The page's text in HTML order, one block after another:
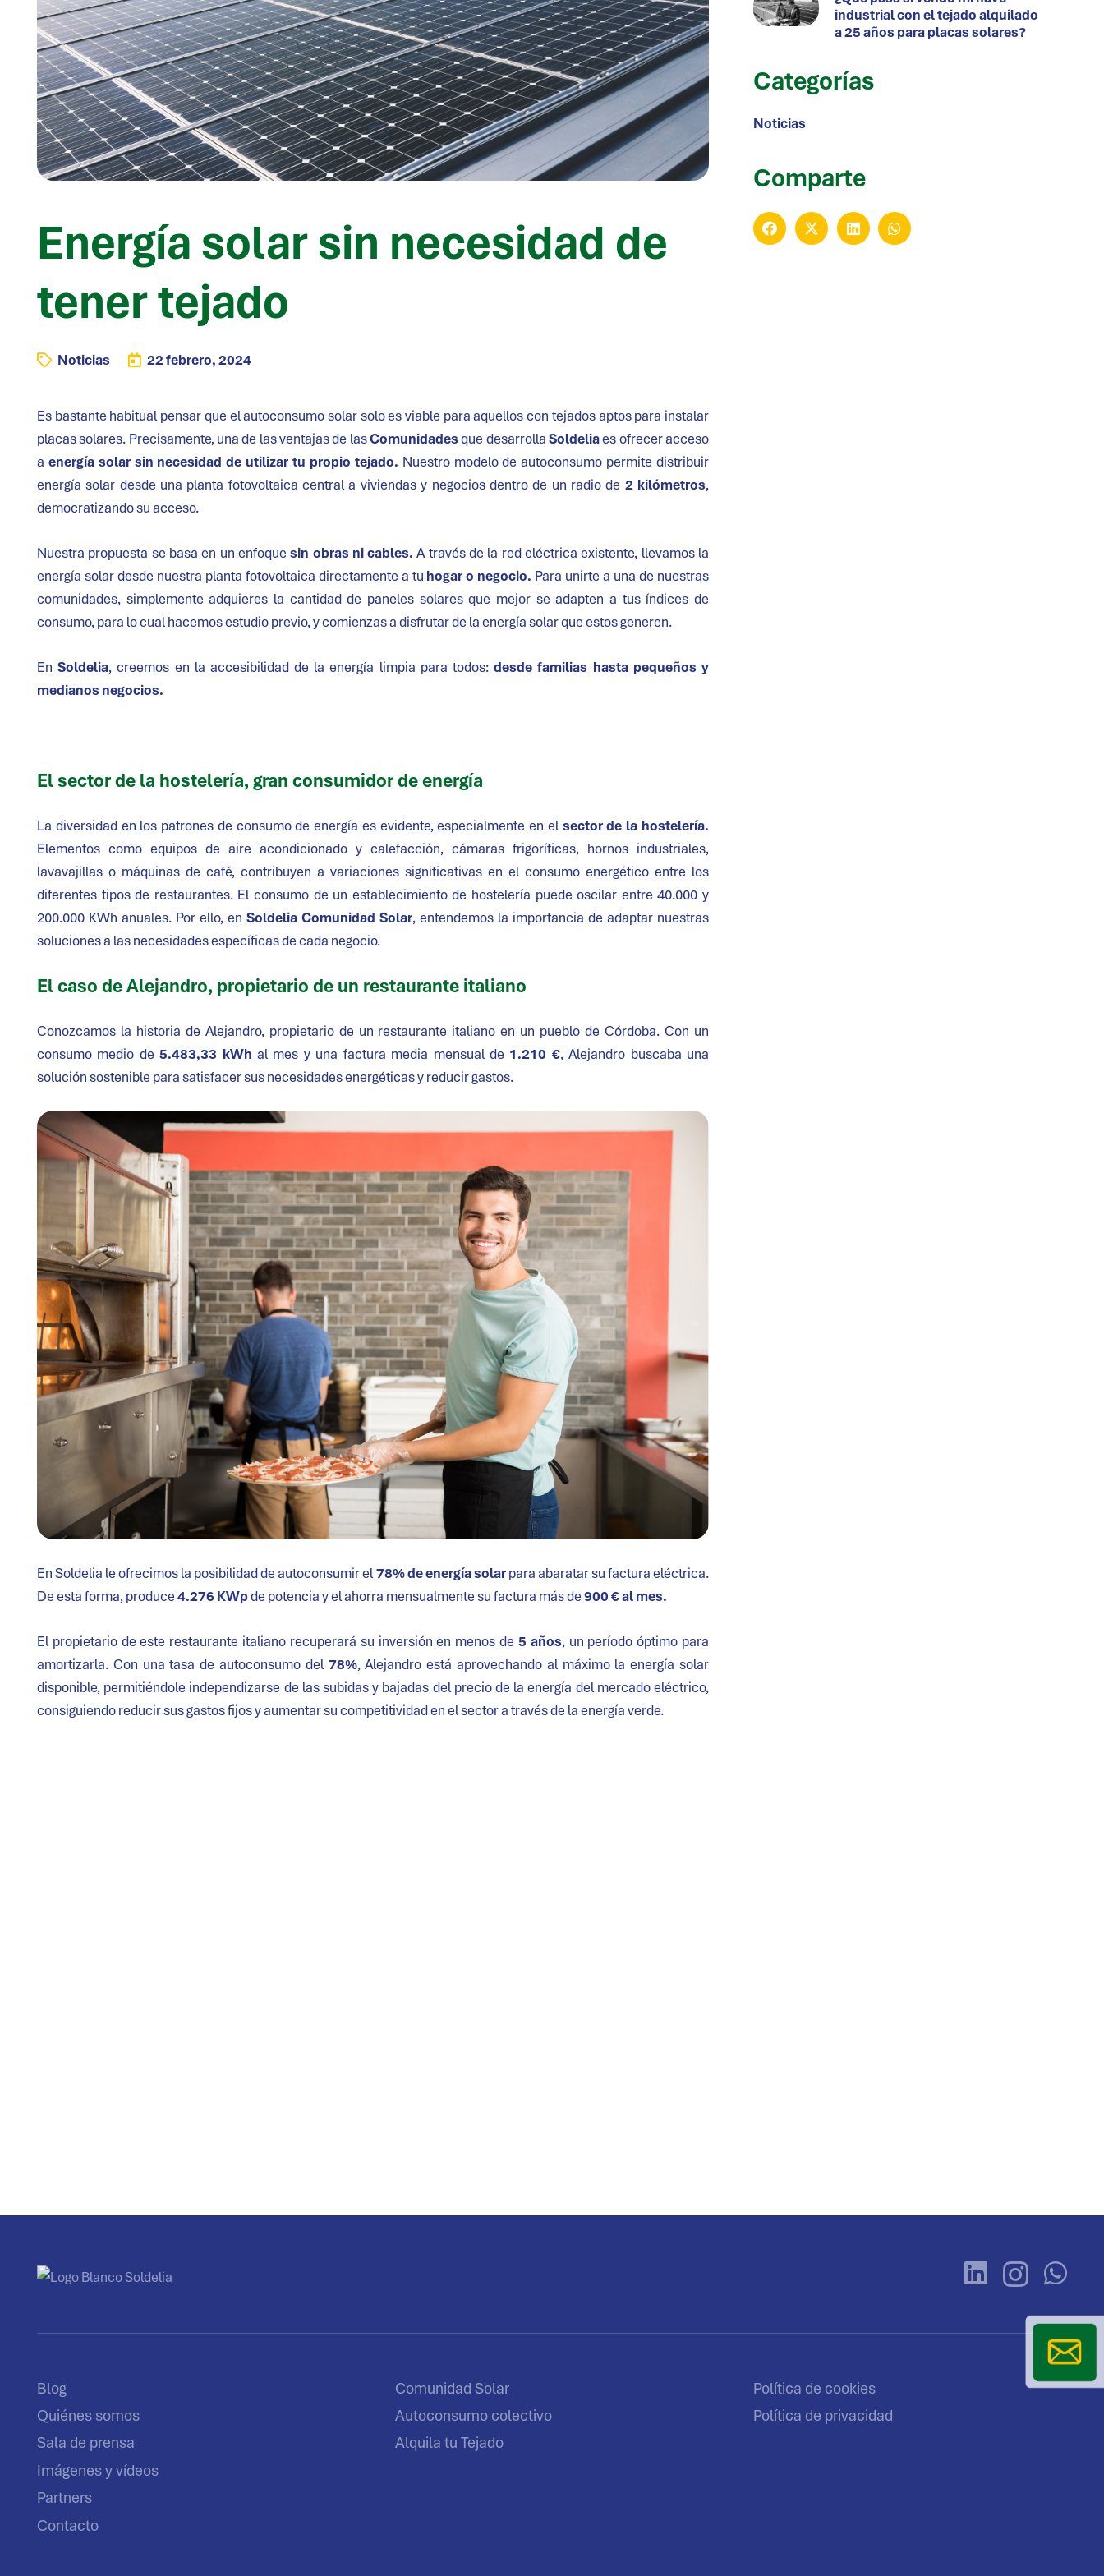
Energía solar sin necesidad de
tener tejado
Noticias 22 febrero, 2024
Es bastante habitual pensar que el autoconsumo solar solo es viable para aquellos con tejados aptos para instalar
placas solares. Precisamente, una de las ventajas de lasComunidadesque desarrollaSoldeliaes ofrecer acceso
a energía solar sin necesidad de utilizar tu propio tejado. Nuestro modelo de autoconsumo permite distribuir
energía solar desde una planta fotovoltaica central a viviendas y negocios dentro de un radio de 2 kilómetros,
democratizando su acceso.
Nuestra propuesta se basa en un enfoquesin obras ni cables. A través de la red eléctrica existente, llevamos la
energía solar desde nuestra planta fotovoltaica directamente a tu hogar o negocio. Para unirte a una de nuestras
comunidades, simplemente adquieres la cantidad de paneles solares que mejor se adapten a tus índices de
consumo, para lo cual hacemos estudio previo, y comienzas a disfrutar de la energía solar que estos generen.
EnSoldelia, creemos en la accesibilidad de la energía limpia para todos:desde familias hasta pequeños y
medianos negocios.
El sector de la hostelería, gran consumidor de energía
La diversidad en los patrones de consumo de energía es evidente, especialmente en elsector de la hostelería.
Elementos como equipos de aire acondicionado y calefacción, cámaras frigoríficas, hornos industriales,
lavavajillas o máquinas de café, contribuyen a variaciones significativas en el consumo energético entre los
diferentes tipos de restaurantes. El consumo de un establecimiento de hostelería puede oscilar entre 40.000 y
200.000 KWh anuales. Por ello, en Soldelia Comunidad Solar, entendemos la importancia de adaptar nuestras
soluciones a las necesidades específicas de cada negocio.
El caso de Alejandro, propietario de un restaurante italiano
Conozcamos la historia de Alejandro, propietario de un restaurante italiano en un pueblo de Córdoba. Con un
consumo medio de5.483,33 kWh al mes y una factura media mensual de 1.210 €, Alejandro buscaba una
solución sostenible para satisfacer sus necesidades energéticas y reducir gastos.
En Soldelia le ofrecimos la posibilidad de autoconsumir el78% de energía solarpara abaratar su factura eléctrica.
De esta forma, produce4.276 KWpde potencia y el ahorra mensualmente su factura más de900 € al mes.
El propietario de este restaurante italiano recuperará su inversión en menos de 5 años, un período óptimo para
amortizarla. Con una tasa de autoconsumo del 78%, Alejandro está aprovechando al máximo la energía solar
disponible, permitiéndole independizarse de las subidas y bajadas del precio de la energía del mercado eléctrico,
consiguiendo reducir sus gastos fijos y aumentar su competitividad en el sector a través de la energía verde.
industrial con el tejado alquilado
a 25 años para placas solares?
Categorías
Noticias
Comparte
Blog
Quiénes somos
Sala de prensa
Imágenes y vídeos
Partners
Contacto
Comunidad Solar
Autoconsumo colectivo
Alquila tu Tejado
Política de cookies
Política de privacidad